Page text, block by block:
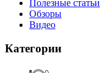
Полезные статьи
Обзоры
Видео
Категории